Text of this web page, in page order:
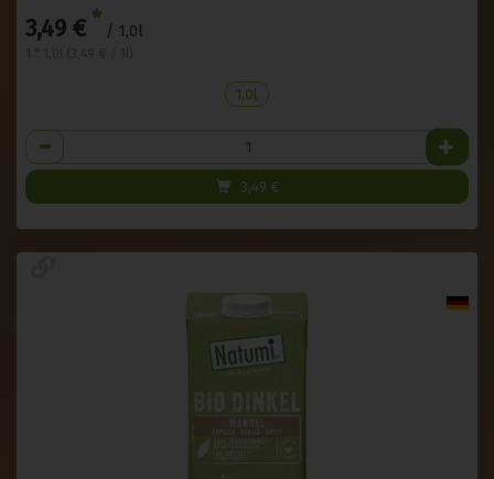
3,49 € * / 1,0l
1,0l
Anzahl
3,49 €